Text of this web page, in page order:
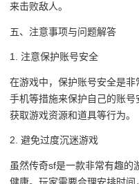
来击败敌人。
五、注意事项与问题解答
1. 注意保护账号安全
在游戏中，保护账号安全是
手机等措施来保护自己的账
获取游戏资源和道具等行为。
2. 避免过度沉迷游戏
虽然传奇sf是一款非常有趣的